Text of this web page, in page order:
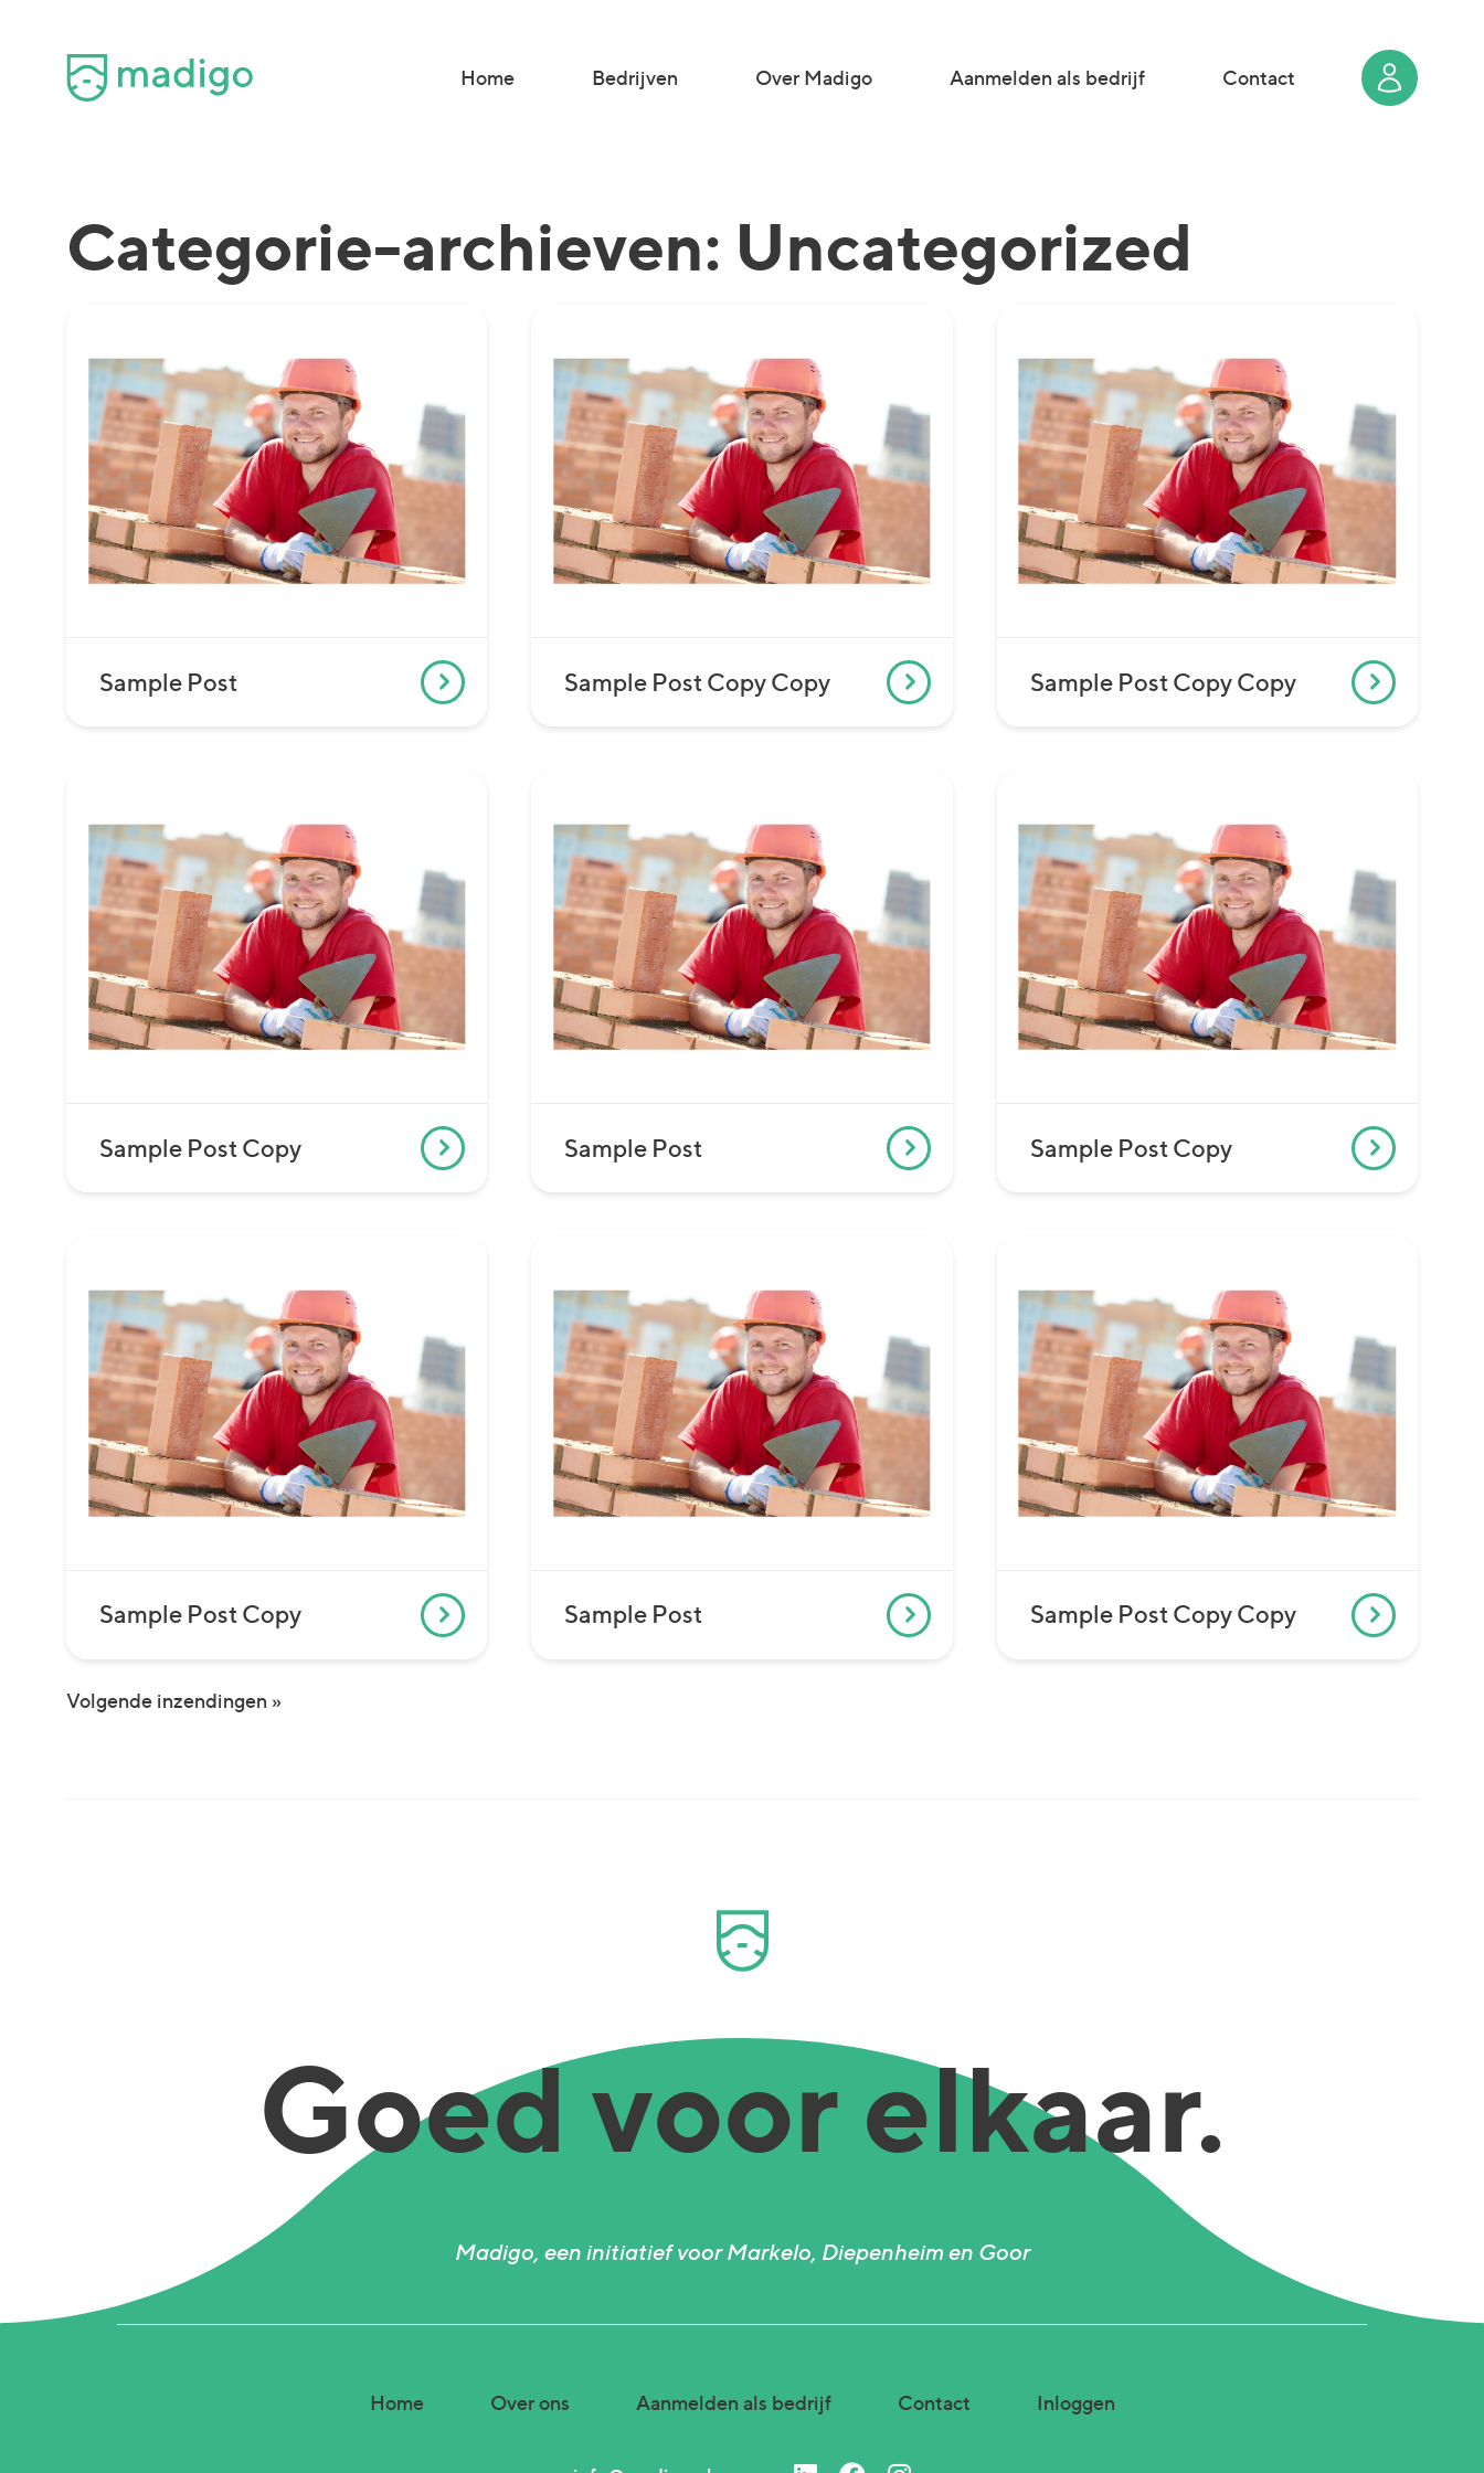
Home Bedrijven Over Madigo Aanmelden als bedrijf Contact
Categorie-archieven: Uncategorized
Sample Post Sample Post Copy Copy Sample Post Copy Copy
Sample Post Copy Sample Post Sample Post Copy
Sample Post Copy Sample Post Sample Post Copy Copy
Volgende inzendingen »
Goed voor elkaar.
Madigo, een initiatief voor Markelo, Diepenheim en Goor
Home Over ons Aanmelden als bedrijf Contact Inloggen